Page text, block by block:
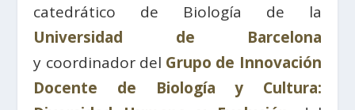
catedrático de Biología de la
Universidad de Barcelona
y coordinador del Grupo de Innovación
Docente de Biología y Cultura: